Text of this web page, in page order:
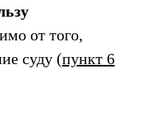
от того,
суду (пункт 6